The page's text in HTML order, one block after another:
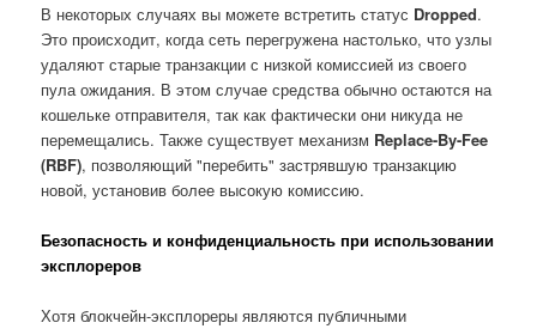
В некоторых случаях вы можете встретить статус Dropped.
Это происходит, когда сеть перегружена настолько, что узлы
удаляют старые транзакции с низкой комиссией из своего
пула ожидания. В этом случае средства обычно остаются на
кошельке отправителя, так как фактически они никуда не
перемещались. Также существует механизм Replace-By-Fee
(RBF), позволяющий "перебить" застрявшую транзакцию
новой, установив более высокую комиссию.
Безопасность и конфиденциальность при использовании
эксплореров
Хотя блокчейн-эксплореры являются публичными